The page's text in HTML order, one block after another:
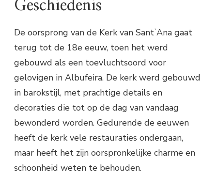
Geschiedenis
De oorsprong van de Kerk van SantʼAna gaat
terug tot de 18e eeuw, toen het werd
gebouwd als een toevluchtsoord voor
gelovigen in Albufeira. De kerk werd gebouwd
in barokstijl, met prachtige details en
decoraties die tot op de dag van vandaag
bewonderd worden. Gedurende de eeuwen
heeft de kerk vele restauraties ondergaan,
maar heeft het zijn oorspronkelijke charme en
schoonheid weten te behouden.